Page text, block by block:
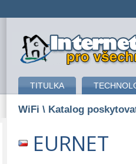
připojení k
TITULKA
WiFi \ Katalog
EURNET